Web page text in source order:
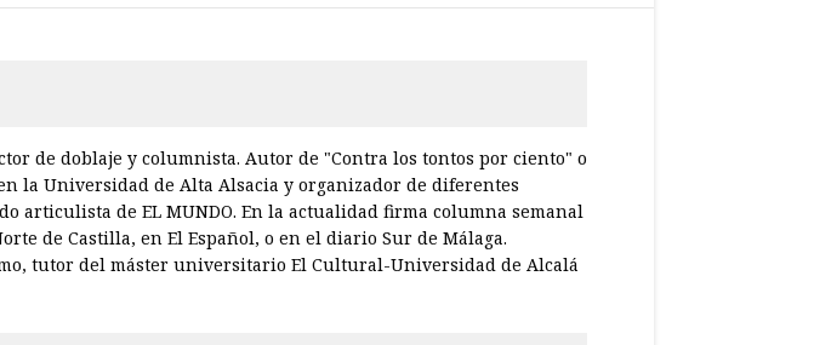
de doblaje y columnista. Autor de "Contra los tontos por ciento" o
la Universidad de Alta Alsacia y organizador de diferentes
articulista de EL MUNDO. En la actualidad firma columna semanal
de Castilla, en El Español, o en el diario Sur de Málaga.
tutor del máster universitario El Cultural-Universidad de Alcalá